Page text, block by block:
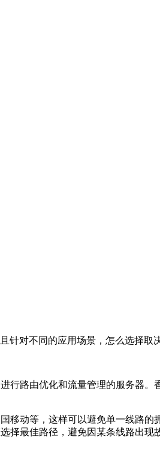
对不同的应用场景，怎么选择取
路由优化和流量管理的服务器。
动等，这样可以避免单一线路的
最佳路径，避免因某条线路出现